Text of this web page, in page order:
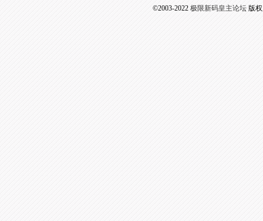
©2003-2022 极限新码皇主论坛版权